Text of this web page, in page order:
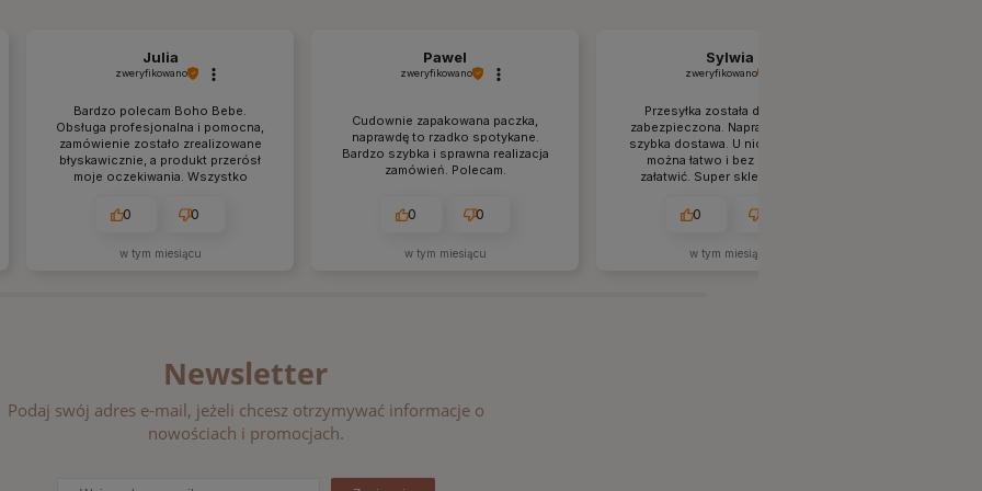
Julia
zweryfikowano
Bardzo polecam Boho Bebe.
Obsługa profesjonalna i pomocna,
zamówienie zostało zrealizowane
błyskawicznie, a produkt przerósł
moje oczekiwania. Wszystko
dokładnie tak, jak w opisie. Na
pewno wrócę tu po kolejne zakupy.
0 0
w tym miesiącu
Pawel
zweryfikowano
Cudownie zapakowana paczka,
naprawdę to rzadko spotykane.
Bardzo szybka i sprawna realizacja
zamówień. Polecam.
0 0
w tym miesiącu
Sylwia
zweryfikowano
Przesyłka została doskonale
zabezpieczona. Naprawdę bardzo
szybka dostawa. U nich wszystko
można łatwo i bez problemu
załatwić. Super sklep. Świetna
rzeczy.
0
w tym miesiącu
Newsletter
Podaj swój adres e-mail, jeżeli chcesz otrzymywać informacje o
nowościach i promocjach.